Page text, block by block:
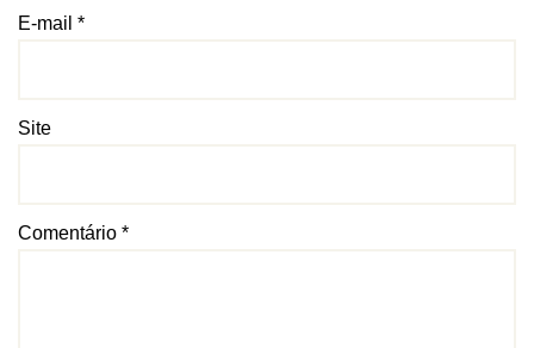
E-mail *
Site
Comentário *